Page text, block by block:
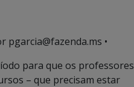
pgarcia@fazenda.ms •
para que os professores
– que precisam estar